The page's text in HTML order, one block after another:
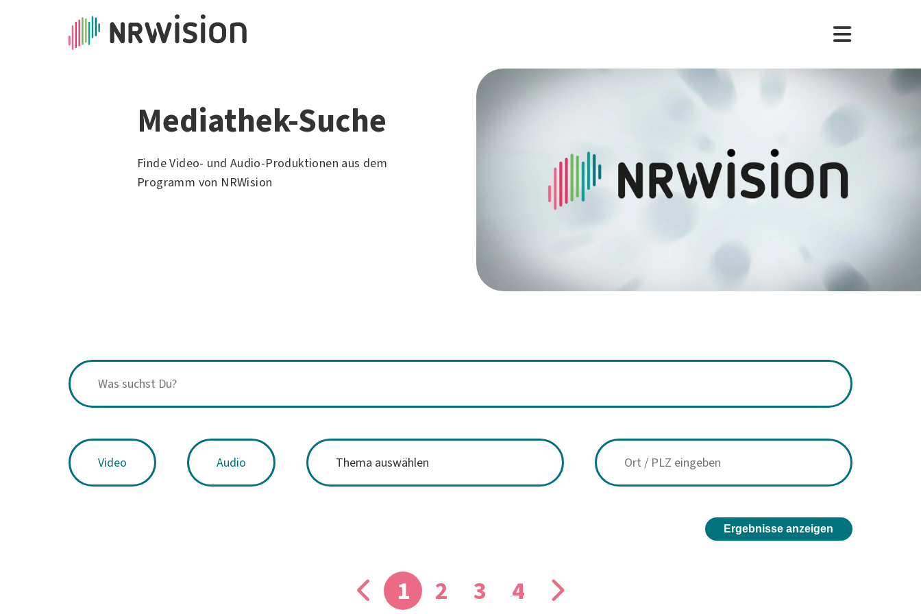
Mediathek-Suche
Finde Video- und Audio-Produktionen aus dem
Programm von NRWision
Video Audio
Ergebnisse anzeigen
1 2 3 4